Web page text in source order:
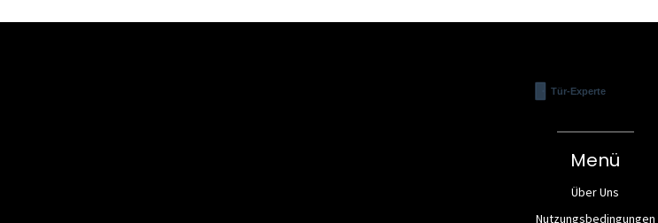
Menü
Über Uns
Nutzungsbedingungen